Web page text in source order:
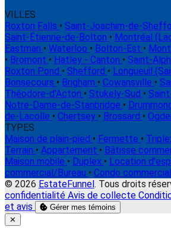
VILLES
Roxton Falls • Saint-Joachim-de-
Saint-Étienne-de-Bolton • Montréal
Eastman • Waterloo • Bolton-Est •
• Bromont • Hatley - Canton • Saint-
Roxton Pond • Shefford • Longueuil
Bonsecours • Brigham • Cowansville •
Théodore-d'Acton • Stukely-Sud •
Notre-Dame-de-Stanbridge •
de-Lacolle • Chertsey • Brossard •
TYPES
Maison de plain-pied • Fermette •
Terrain • Appartement • Bâtisse
Maison mobile • Duplex • Location
commercial/Bureau • Condo commercial
© 2026 EstateFunnel. Tous droits
confidentialité Avis de collecte
et avis
Gérer mes témoins
Close
✕